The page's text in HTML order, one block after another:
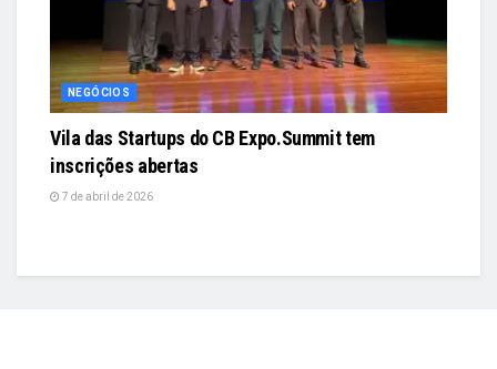
NEGÓCIOS
Vila das Startups do CB Expo.Summit tem
inscrições abertas
7 de abril de 2026